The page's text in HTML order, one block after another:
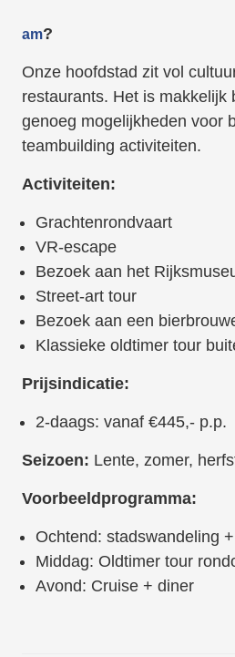
am?
Onze hoofdstad zit vol
restaurants. Het is makkelijk
genoeg mogelijkheden voor
teambuilding activiteiten.
Activiteiten:
Grachtenrondvaart
VR-escape
Bezoek aan het
Street-art tour
Bezoek aan een
Klassieke oldtimer tour
Prijsindicatie:
2-daags: vanaf €445,- p.p.
Seizoen: Lente, zomer,
Voorbeeldprogramma:
Ochtend: stadswandeling
Middag: Oldtimer tour
Avond: Cruise + diner